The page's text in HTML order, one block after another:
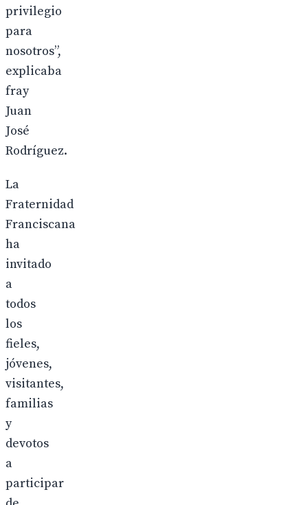
privilegio
para
nosotros”,
explicaba
fray
Juan
José
Rodríguez.
La
Fraternidad
Franciscana
ha
invitado
a
todos
los
fieles,
jóvenes,
visitantes,
familias
y
devotos
a
participar